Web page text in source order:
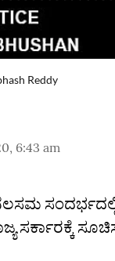
Reddy
6:43 am
ಸಂದರ್ಭದಲ್ಲಿ
ಸರ್ಕಾರಕ್ಕೆ